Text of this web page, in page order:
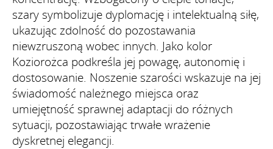
szary symbolizuje dyplomację i intelektualną siłę,
ukazując zdolność do pozostawania
niewzruszoną wobec innych. Jako kolor
Koziorożca podkreśla jej powagę, autonomię i
dostosowanie. Noszenie szarości wskazuje na jej
świadomość należnego miejsca oraz
umiejętność sprawnej adaptacji do różnych
sytuacji, pozostawiając trwałe wrażenie
dyskretnej elegancji.